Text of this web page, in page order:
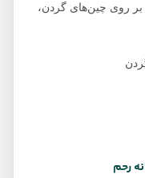
چین‌های گردن،